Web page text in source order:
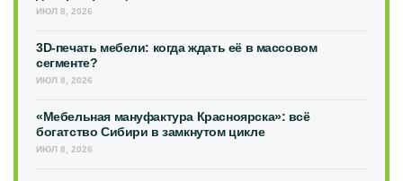
ИЮЛ 8, 2026
3D-печать мебели: когда ждать её в массовом
сегменте?
ИЮЛ 8, 2026
«Мебельная мануфактура Красноярска»: всё
богатство Сибири в замкнутом цикле
ИЮЛ 8, 2026